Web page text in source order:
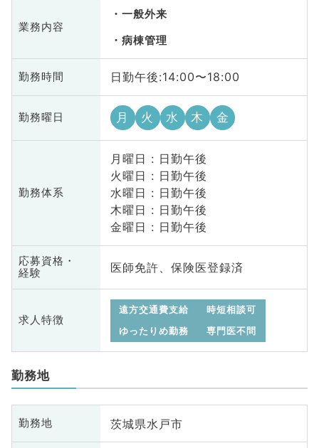
業務内容
一般外来
病棟管理
勤務時間 日勤午後:14:00〜18:00
勤務曜日 月 火 水 木 金
勤務体系
月曜日 : 日勤午後
火曜日 : 日勤午後
水曜日 : 日勤午後
木曜日 : 日勤午後
金曜日 : 日勤午後
応募資格・
経験
医師免許、保険医登録済
求人特徴
遠方交通費支給
時短相談可
ゆったりめ勤務
専門医不問
勤務地
勤務地 茨城県水戸市